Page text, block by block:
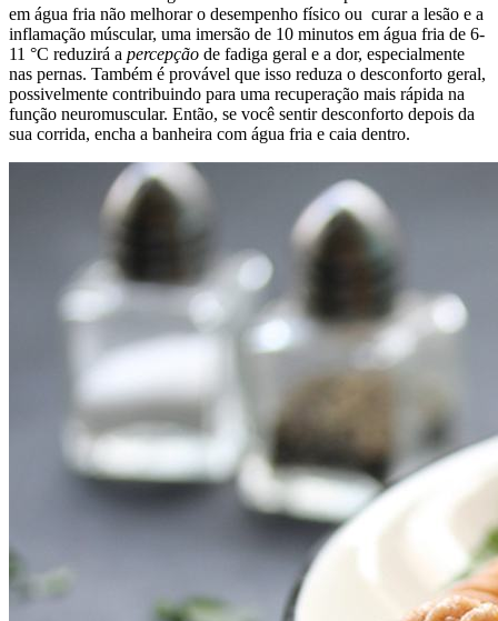
em água fria não melhorar o desempenho físico ou curar a lesão e a
inflamação múscular, uma imersão de 10 minutos em água fria de 6-
11 °C reduzirá a percepção de fadiga geral e a dor, especialmente
nas pernas. Também é provável que isso reduza o desconforto geral,
possivelmente contribuindo para uma recuperação mais rápida na
função neuromuscular. Então, se você sentir desconforto depois da
sua corrida, encha a banheira com água fria e caia dentro.